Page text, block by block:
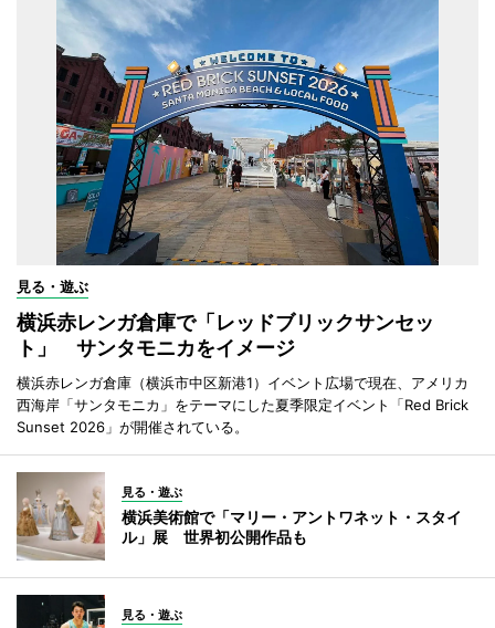
見る・遊ぶ
横浜赤レンガ倉庫で「レッドブリックサンセッ
ト」 サンタモニカをイメージ
横浜赤レンガ倉庫（横浜市中区新港1）イベント広場で現在、アメリカ
西海岸「サンタモニカ」をテーマにした夏季限定イベント「Red Brick
Sunset 2026」が開催されている。
見る・遊ぶ
横浜美術館で「マリー・アントワネット・スタイ
ル」展 世界初公開作品も
見る・遊ぶ